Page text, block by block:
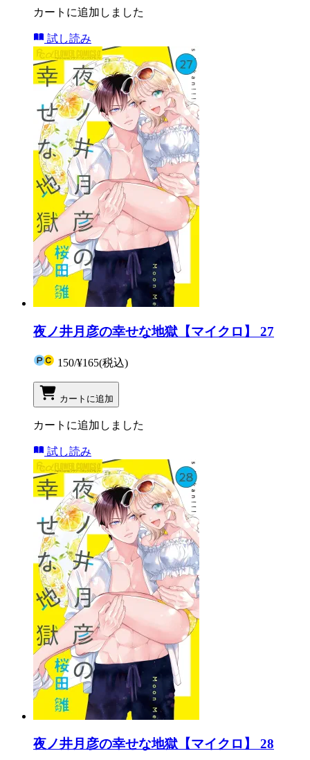
カートに追加しました
試し読み
夜ノ井月彦の幸せな地獄【マイクロ】 27
150/¥165(税込)
カートに追加
カートに追加しました
試し読み
夜ノ井月彦の幸せな地獄【マイクロ】 28